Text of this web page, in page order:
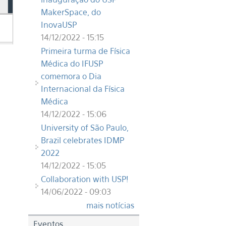
MakerSpace, do
InovaUSP
14/12/2022 - 15:15
Primeira turma de Física
Médica do IFUSP
comemora o Dia
Internacional da Física
Médica
14/12/2022 - 15:06
University of São Paulo,
Brazil celebrates IDMP
2022
14/12/2022 - 15:05
Collaboration with USP!
14/06/2022 - 09:03
mais notícias
Eventos